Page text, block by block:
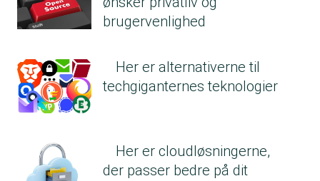
brugervenlighed
Her er alternativerne til
techgiganternes teknologier
Her er cloudløsningerne,
der passer bedre på dit